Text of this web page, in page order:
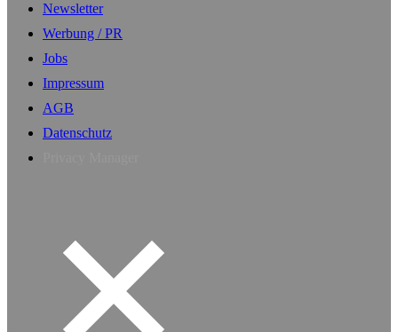
Newsletter
Werbung / PR
Jobs
Impressum
AGB
Datenschutz